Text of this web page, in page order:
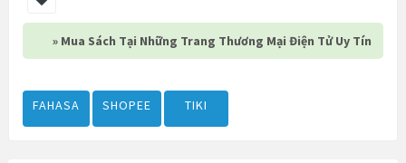
» Mua Sách Tại Những Trang Thương Mại Điện Tử Uy Tín
FAHASA SHOPEE TIKI